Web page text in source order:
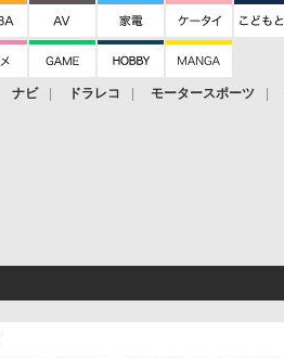
ナビ ドラレコ モータースポーツ